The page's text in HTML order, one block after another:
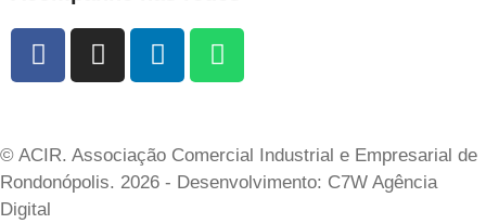
© ACIR. Associação Comercial Industrial e Empresarial de
Rondonópolis. 2026 - Desenvolvimento: C7W Agência
Digital